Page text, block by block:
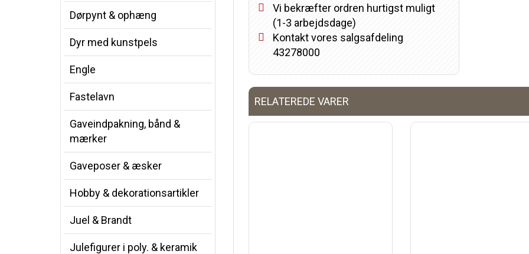
Dørpynt & ophæng
Dyr med kunstpels
Engle
Fastelavn
Gaveindpakning, bånd &
mærker
Gaveposer & æsker
Hobby & dekorationsartikler
Juel & Brandt
Julefigurer i poly. & keramik
Vi bekræfter ordren hurtigst muligt
(1-3 arbejdsdage)
Kontakt vores salgsafdeling
43278000
RELATEREDE VARER